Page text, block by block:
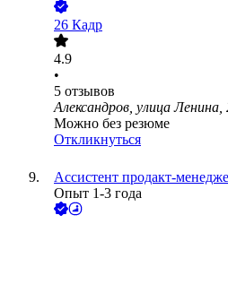
26 Кадр
4.9
•
5 отзывов
Александров, улица Ленина,
Можно без резюме
Откликнуться
Ассистент продакт-
Опыт 1-3 года